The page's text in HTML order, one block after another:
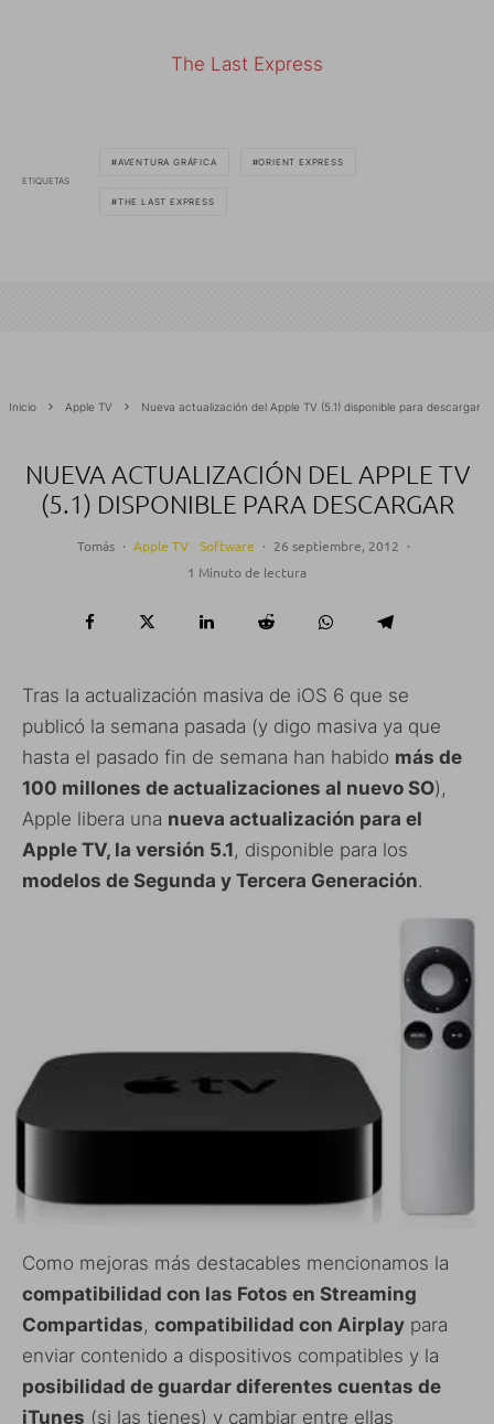
The Last Express
ETIQUETAS
AVENTURA GRÁFICA ORIENT EXPRESS
THE LAST EXPRESS
Inicio Apple TV Nueva actualización del Apple TV (5.1) disponible para descargar
NUEVA ACTUALIZACIÓN DEL APPLE TV
(5.1) DISPONIBLE PARA DESCARGAR
Tomás · Apple TV Software · 26 septiembre, 2012 ·
1 Minuto de lectura
Tras la actualización masiva de iOS 6 que se
publicó la semana pasada (y digo masiva ya que
hasta el pasado fin de semana han habido más de
100 millones de actualizaciones al nuevo SO),
Apple libera una nueva actualización para el
Apple TV, la versión 5.1, disponible para los
modelos de Segunda y Tercera Generación.
Como mejoras más destacables mencionamos la
compatibilidad con las Fotos en Streaming
Compartidas, compatibilidad con Airplay para
enviar contenido a dispositivos compatibles y la
posibilidad de guardar diferentes cuentas de
iTunes (si las tienes) y cambiar entre ellas